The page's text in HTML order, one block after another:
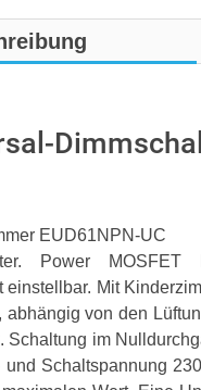
EUD61NPN-UC
Power
einstellbar. Mit
abhängig von den
Schaltung im
Schaltspannung